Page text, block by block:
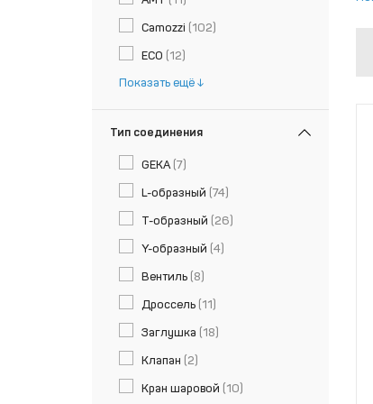
Camozzi (102)
ECO (12)
Показать ещё
Тип соединения
GEKA (7)
L-образный (74)
T-образный (26)
Y-образный (4)
Вентиль (8)
Дроссель (11)
Заглушка (18)
Клапан (2)
Кран шаровой (10)